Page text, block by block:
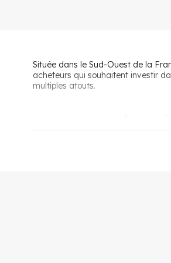
Située dans le Sud-Ouest de la
acheteurs qui souhaitent investir
multiples atouts.
Les
à ce dispositif, des appartements